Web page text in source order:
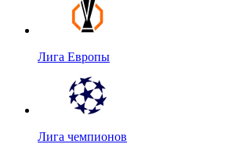
Лига Европы
Лига чемпионов